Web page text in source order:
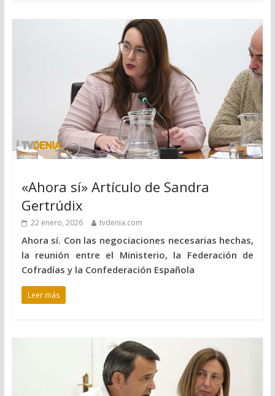
«Ahora sí» Artículo de Sandra
Gertrúdix
22 enero, 2026 tvdenia.com
Ahora sí. Con las negociaciones necesarias hechas,
la reunión entre el Ministerio, la Federación de
Cofradías y la Confederación Española
Leer más